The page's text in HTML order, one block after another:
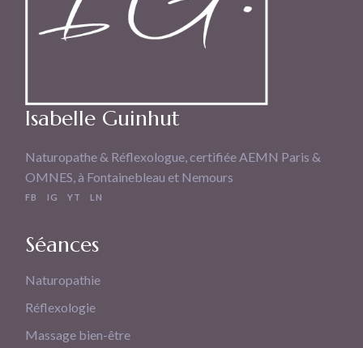
Isabelle Guinhut
Naturopathe & Réflexologue, certifiée AEMN Paris &
OMNES, à Fontainebleau et Nemours
FB IG YT LN
Séances
Naturopathie
Réflexologie
Massage bien-être